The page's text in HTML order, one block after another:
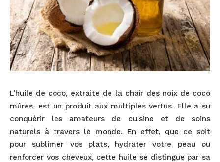
L’huile de coco, extraite de la chair des noix de coco
mûres, est un produit aux multiples vertus. Elle a su
conquérir les amateurs de cuisine et de soins
naturels à travers le monde. En effet, que ce soit
pour sublimer vos plats, hydrater votre peau ou
renforcer vos cheveux, cette huile se distingue par sa